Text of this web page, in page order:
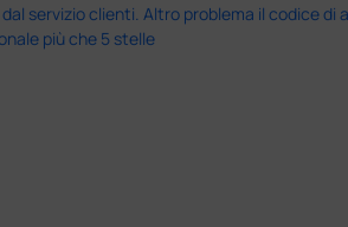
servizio clienti. Altro problema il codice di
più che 5 stelle